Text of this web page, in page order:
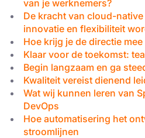
van je werknemers?
De kracht van cloud-
innovatie en flexibiliteit
Hoe krijg je de directie
Klaar voor de toekomst:
Begin langzaam en ga
Kwaliteit vereist dienend
Wat wij kunnen leren van
DevOps
Hoe automatisering het
stroomlijnen